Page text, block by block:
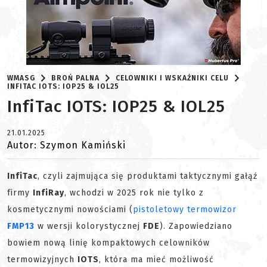
WMASG BROŃ PALNA
CELOWNIKI I WSKAŹNIKI CELU
INFITAC IOTS: IOP25 & IOL25
InfiTac IOTS: IOP25 & IOL25
21.01.2025
Autor: Szymon Kamiński
InfiTac, czyli zajmująca się produktami taktycznymi gałąź
firmy InfiRay, wchodzi w 2025 rok nie tylko z
kosmetycznymi nowościami (pistoletowy termowizor
FMP13 w wersji kolorystycznej FDE). Zapowiedziano
bowiem nową linię kompaktowych celowników
termowizyjnych IOTS, która ma mieć możliwość